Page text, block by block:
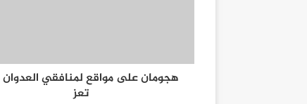
هجومان على مواقع لمنافقي
تعز